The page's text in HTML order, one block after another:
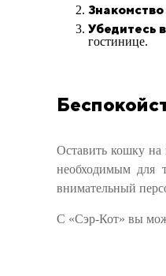
Знакомство
Убедитесь
гостинице.
Оставить кошку на
необходимым для
внимательный
С «Сэр-Кот» вы